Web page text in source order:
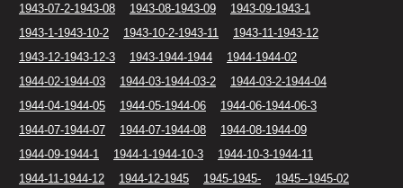
1943-07-2-1943-08
1943-08-1943-09
1943-09-1943-1
1943-1-1943-10-2
1943-10-2-1943-11
1943-11-1943-12
1943-12-1943-12-3
1943-1944-1944
1944-1944-02
1944-02-1944-03
1944-03-1944-03-2
1944-03-2-1944-04
1944-04-1944-05
1944-05-1944-06
1944-06-1944-06-3
1944-07-1944-07
1944-07-1944-08
1944-08-1944-09
1944-09-1944-1
1944-1-1944-10-3
1944-10-3-1944-11
1944-11-1944-12
1944-12-1945 1945-1945-
1945--1945-02